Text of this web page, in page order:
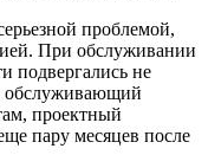
проблемой,
При обслуживании
подвергались не
обслуживающий
проектный
пару месяцев после